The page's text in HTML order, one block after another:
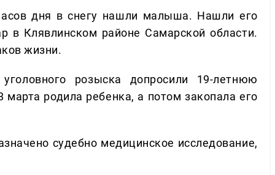
дня в снегу нашли малыша. Нашли его
в Клявлинском районе Самарской области.
жизни.
розыска допросили 19-летнюю
родила ребенка, а потом закопала его
судебно медицинское исследование,